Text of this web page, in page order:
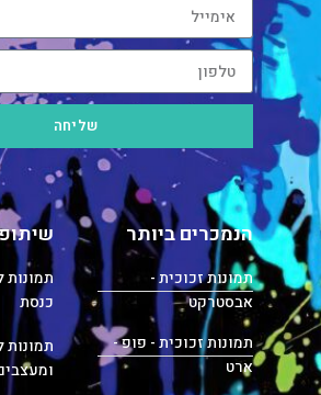
שליחה
הנמכרים ביותר
תמונות זכוכית -
אבסטרקט
תמונות זכוכית - פופ -
ארט
תמונות
כנסת